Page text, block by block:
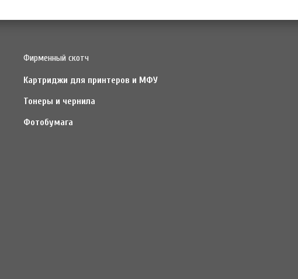
Фирменный скотч
Картриджи для принтеров и МФУ
Тонеры и чернила
Фотобумага